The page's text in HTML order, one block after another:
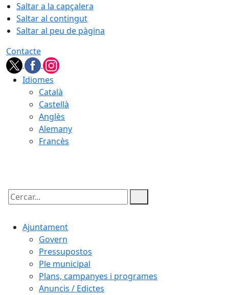
Saltar a la capçalera
Saltar al contingut
Saltar al peu de pàgina
Contacte
Idiomes
Català
Castellà
Anglès
Alemany
Francès
Cercar:
Ajuntament
Govern
Pressupostos
Ple municipal
Plans, campanyes i programes
Anuncis / Edictes